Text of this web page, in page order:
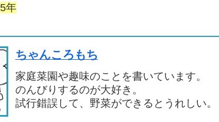
5年
ちゃんころもち
家庭菜園や趣味のことを書いています。
のんびりするのが大好き。
試行錯誤して、野菜ができるとうれしい。